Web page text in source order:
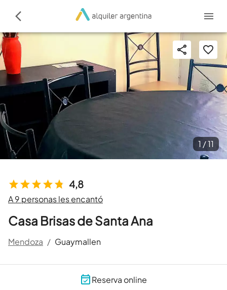
4,8
A 9 personas les encantó
Casa Brisas de Santa Ana
Mendoza / Guaymallen
1 /11
Reserva online